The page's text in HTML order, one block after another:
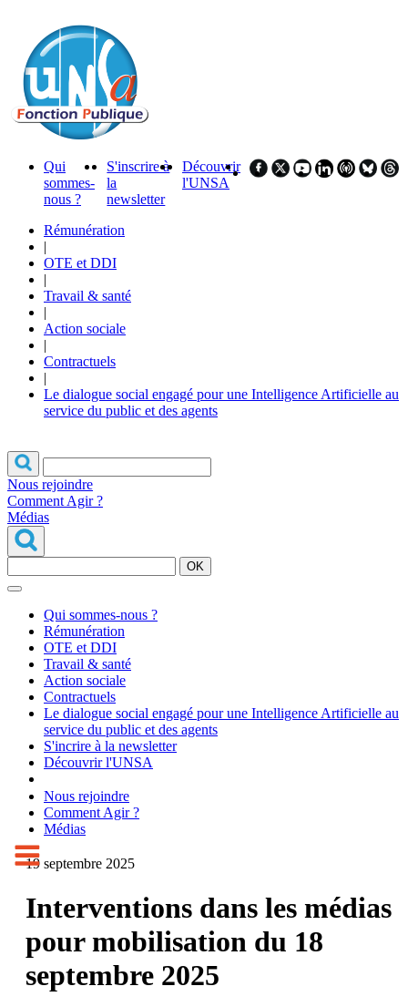
Qui
sommes-
nous ?
S'inscrire à
la
newsletter
Découvrir
l'UNSA
Rémunération
|
OTE et DDI
|
Travail & santé
|
Action sociale
|
Contractuels
|
Le dialogue social engagé pour une Intelligence Artificielle au
service du public et des agents
Nous rejoindre
Comment Agir ?
Médias
OK
Qui sommes-nous ?
Rémunération
OTE et DDI
Travail & santé
Action sociale
Contractuels
Le dialogue social engagé pour une Intelligence Artificielle au
service du public et des agents
S'incrire à la newsletter
Découvrir l'UNSA
Nous rejoindre
Comment Agir ?
Médias
19 septembre 2025
Interventions dans les médias
pour mobilisation du 18
septembre 2025